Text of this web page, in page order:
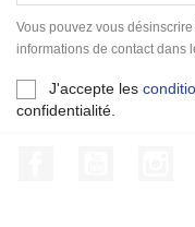
Vous pouvez vous
informations de contact dans
J'accepte les
confidentialité.